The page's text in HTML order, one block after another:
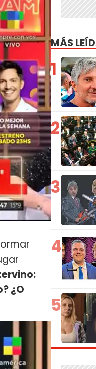
¿O
MÁS
1
2
3
4
5